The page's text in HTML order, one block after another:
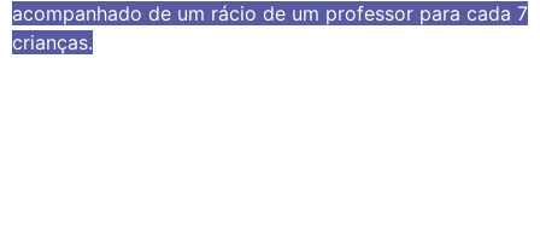
acompanhado de um rácio de um professor para cada 7
crianças.